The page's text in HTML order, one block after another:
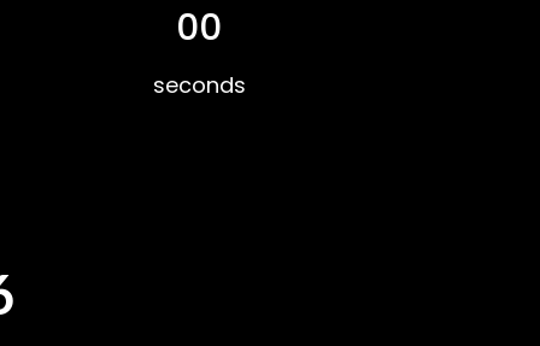
00
seconds